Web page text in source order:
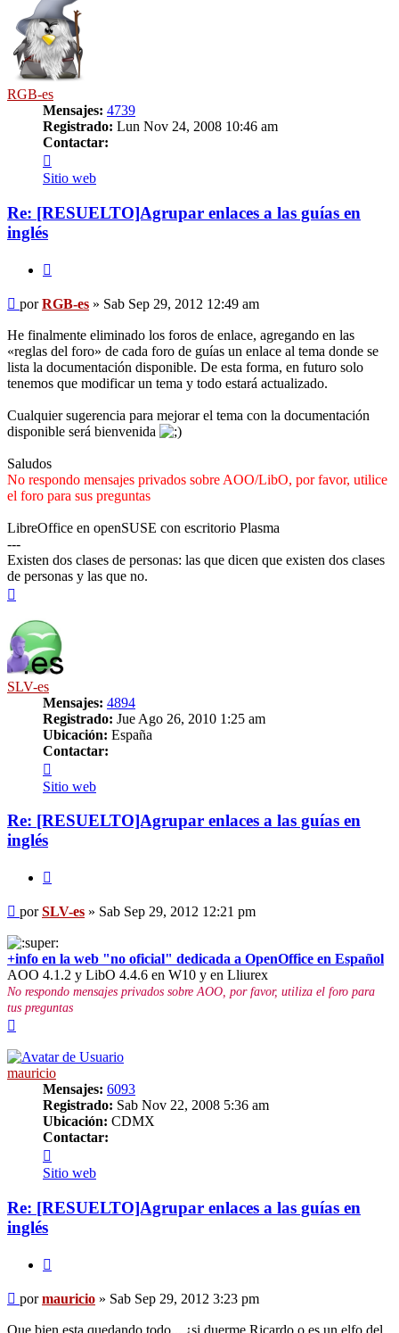
RGB-es
Mensajes: 4739
Registrado: Lun Nov 24, 2008 10:46 am
Contactar:
RGB-
es
Sitio web
Re: [RESUELTO]Agrupar enlaces a las guías en
inglés
Mensaje
porRGB-es » Sab Sep 29, 2012 12:49 am
He finalmente eliminado los foros de enlace, agregando en las
«reglas del foro» de cada foro de guías un enlace al tema donde se
lista la documentación disponible. De esta forma, en futuro solo
tenemos que modificar un tema y todo estará actualizado.
Cualquier sugerencia para mejorar el tema con la documentación
disponible será bienvenida
Saludos
No respondo mensajes privados sobre AOO/LibO, por favor, utilice
el foro para sus preguntas
LibreOffice en openSUSE con escritorio Plasma
---
Existen dos clases de personas: las que dicen que existen dos clases
de personas y las que no.
SLV-es
Mensajes: 4894
Registrado: Jue Ago 26, 2010 1:25 am
Ubicación: España
Contactar:
SLV-
es
Sitio web
Re: [RESUELTO]Agrupar enlaces a las guías en
inglés
Mensaje
porSLV-es » Sab Sep 29, 2012 12:21 pm
+info en la web "no oficial" dedicada a OpenOffice en Español
AOO 4.1.2 y LibO 4.4.6 en W10 y en Lliurex
No respondo mensajes privados sobre AOO, por favor, utiliza el foro para
tus preguntas
mauricio
Mensajes: 6093
Registrado: Sab Nov 22, 2008 5:36 am
Ubicación: CDMX
Contactar:
mauricio
Sitio web
Re: [RESUELTO]Agrupar enlaces a las guías en
inglés
Mensaje
pormauricio » Sab Sep 29, 2012 3:23 pm
Que bien esta quedando todo... ¿si duerme Ricardo o es un elfo del